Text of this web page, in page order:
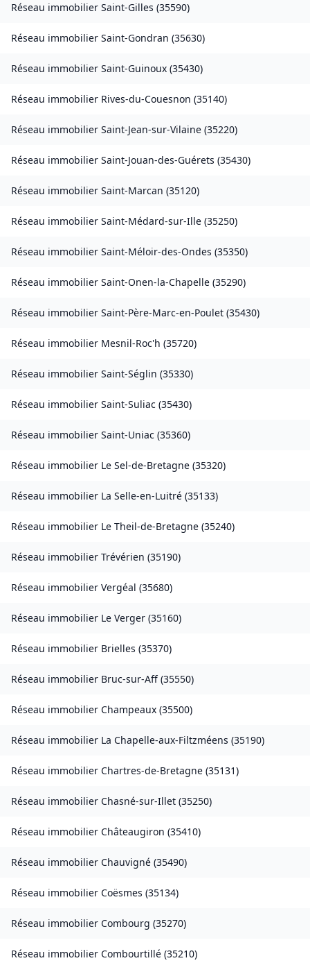
Réseau immobilier Saint-Gilles (35590)
Réseau immobilier Saint-Gondran (35630)
Réseau immobilier Saint-Guinoux (35430)
Réseau immobilier Rives-du-Couesnon (35140)
Réseau immobilier Saint-Jean-sur-Vilaine (35220)
Réseau immobilier Saint-Jouan-des-Guérets (35430)
Réseau immobilier Saint-Marcan (35120)
Réseau immobilier Saint-Médard-sur-Ille (35250)
Réseau immobilier Saint-Méloir-des-Ondes (35350)
Réseau immobilier Saint-Onen-la-Chapelle (35290)
Réseau immobilier Saint-Père-Marc-en-Poulet (35430)
Réseau immobilier Mesnil-Roc'h (35720)
Réseau immobilier Saint-Séglin (35330)
Réseau immobilier Saint-Suliac (35430)
Réseau immobilier Saint-Uniac (35360)
Réseau immobilier Le Sel-de-Bretagne (35320)
Réseau immobilier La Selle-en-Luitré (35133)
Réseau immobilier Le Theil-de-Bretagne (35240)
Réseau immobilier Trévérien (35190)
Réseau immobilier Vergéal (35680)
Réseau immobilier Le Verger (35160)
Réseau immobilier Brielles (35370)
Réseau immobilier Bruc-sur-Aff (35550)
Réseau immobilier Champeaux (35500)
Réseau immobilier La Chapelle-aux-Filtzméens (35190)
Réseau immobilier Chartres-de-Bretagne (35131)
Réseau immobilier Chasné-sur-Illet (35250)
Réseau immobilier Châteaugiron (35410)
Réseau immobilier Chauvigné (35490)
Réseau immobilier Coësmes (35134)
Réseau immobilier Combourg (35270)
Réseau immobilier Combourtillé (35210)